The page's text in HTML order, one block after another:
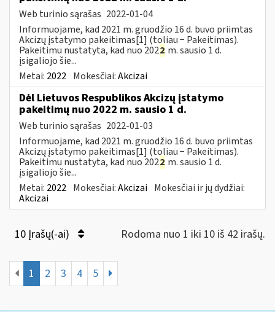
Web turinio sąrašas 2022-01-04
Informuojame, kad 2021 m. gruodžio 16 d. buvo priimtas
Akcizų įstatymo pakeitimas[1] (toliau − Pakeitimas).
Pakeitimu nustatyta, kad nuo 2022 m. sausio 1 d.
įsigaliojo šie...
Metai: 2022 Mokesčiai:Akcizai
Dėl Lietuvos Respublikos Akcizų įstatymo
pakeitimų nuo 2022 m. sausio 1 d.
Web turinio sąrašas 2022-01-03
Informuojame, kad 2021 m. gruodžio 16 d. buvo priimtas
Akcizų įstatymo pakeitimas[1] (toliau − Pakeitimas).
Pakeitimu nustatyta, kad nuo 2022 m. sausio 1 d.
įsigaliojo šie...
Metai: 2022 Mokesčiai:Akcizai Mokesčiai ir jų dydžiai:
Akcizai
10 Įrašų(-ai) Rodoma nuo 1 iki 10 iš 42 irašų.
1 2 3 4 5